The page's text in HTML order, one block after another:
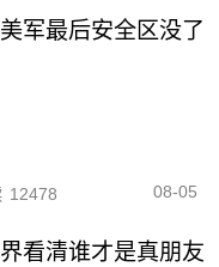
军最后安全区没了
12478 08-05
看清谁才是真朋友